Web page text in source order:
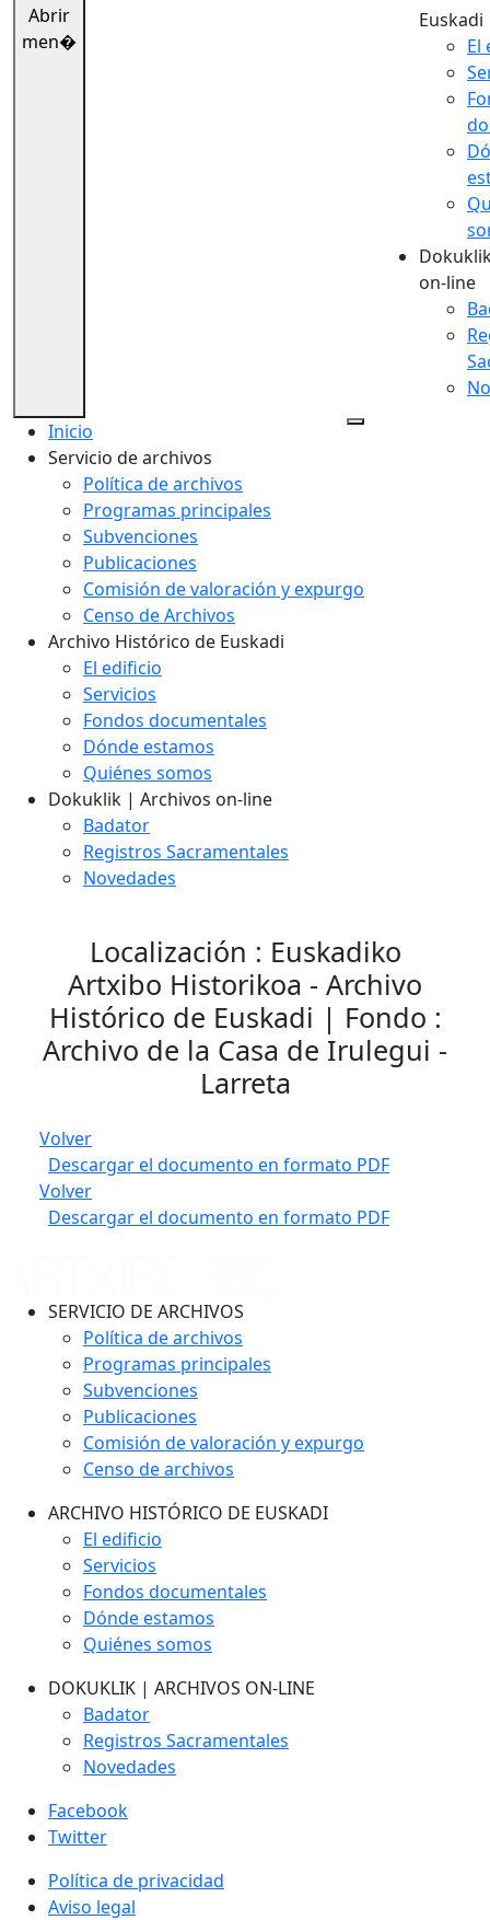
Abrir
men�
Euskadi
El
on-line
Inicio
Servicio de archivos
Política de archivos
Programas principales
Subvenciones
Publicaciones
Comisión de valoración y expurgo
Censo de Archivos
Archivo Histórico de Euskadi
El edificio
Servicios
Fondos documentales
Dónde estamos
Quiénes somos
Dokuklik | Archivos on-line
Badator
Registros Sacramentales
Novedades
Localización : Euskadiko
Artxibo Historikoa - Archivo
Histórico de Euskadi | Fondo :
Archivo de la Casa de Irulegui -
Larreta
Volver
Descargar el documento en formato PDF
Volver
Descargar el documento en formato PDF
SERVICIO DE ARCHIVOS
Política de archivos
Programas principales
Subvenciones
Publicaciones
Comisión de valoración y expurgo
Censo de archivos
ARCHIVO HISTÓRICO DE EUSKADI
El edificio
Servicios
Fondos documentales
Dónde estamos
Quiénes somos
DOKUKLIK | ARCHIVOS ON-LINE
Badator
Registros Sacramentales
Novedades
Facebook
Twitter
Política de privacidad
Aviso legal